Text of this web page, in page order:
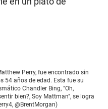
Perry, fue encontrado sin
54 años de edad. Esta fue su
Chandler Bing, "Oh,
bien?, Soy Mattman", se logra
@BrentMorgan)